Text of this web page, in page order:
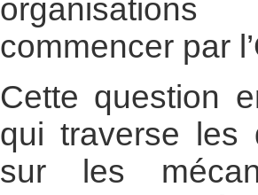
commencer par
Cette question
qui traverse les
sur les